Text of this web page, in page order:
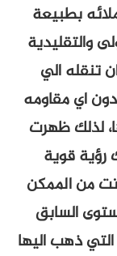
بطبيعة
والتقليدية
تنقله الي
اي مقاومه
لذلك ظهرت
قوية
من الممكن
السابق
ذهب اليها